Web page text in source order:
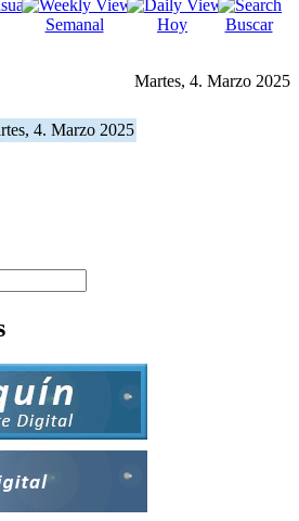
Semanal Hoy Buscar
Martes, 4. Marzo 2025
4. Marzo 2025